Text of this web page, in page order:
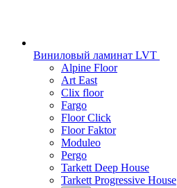
Виниловый ламинат LVT
Alpine Floor
Art East
Clix floor
Fargo
Floor Click
Floor Faktor
Moduleo
Pergo
Tarkett Deep House
Tarkett Progressive House